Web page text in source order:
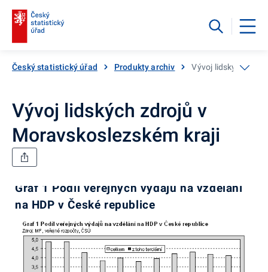
Český statistický úřad Produkty archiv Vývoj lidských
Vývoj lidských zdrojů v
Moravskoslezském kraji
Graf 1 Podíl veřejných výdajů na vzdělání
na HDP v České republice